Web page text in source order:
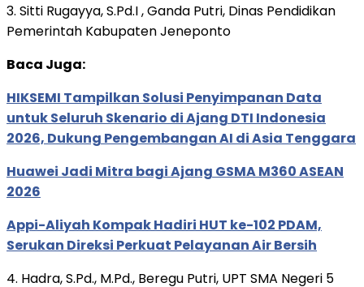
3. Sitti Rugayya, S.Pd.I , Ganda Putri, Dinas Pendidikan
Pemerintah Kabupaten Jeneponto
Baca Juga:
HIKSEMI Tampilkan Solusi Penyimpanan Data
untuk Seluruh Skenario di Ajang DTI Indonesia
2026, Dukung Pengembangan AI di Asia Tenggara
Huawei Jadi Mitra bagi Ajang GSMA M360 ASEAN
2026
Appi-Aliyah Kompak Hadiri HUT ke-102 PDAM,
Serukan Direksi Perkuat Pelayanan Air Bersih
4. Hadra, S.Pd., M.Pd., Beregu Putri, UPT SMA Negeri 5